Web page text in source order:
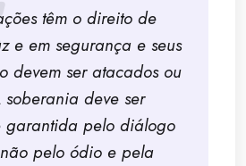
têm o direito de
e em segurança e seus
devem ser atacados ou
deve ser
garantida pelo diálogo
pelo ódio e pela